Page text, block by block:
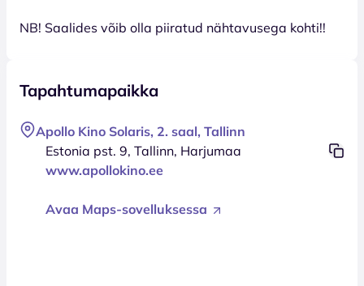
NB! Saalides võib olla piiratud nähtavusega kohti!!
Tapahtumapaikka
Apollo Kino Solaris, 2. saal, Tallinn
Estonia pst. 9, Tallinn, Harjumaa
www.apollokino.ee
Avaa Maps-sovelluksessa